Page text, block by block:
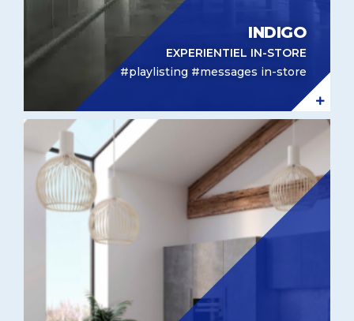
INDIGO
EXPERIENTIEL IN-STORE
#playlisting #messages in-store
Identité sonore Arthur Bonnet